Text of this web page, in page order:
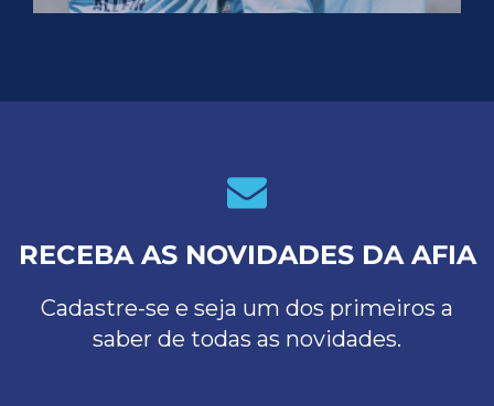
RECEBA AS NOVIDADES DA AFIA
Cadastre-se e seja um dos primeiros a
saber de todas as novidades.